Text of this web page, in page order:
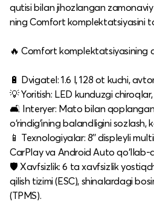
qutisi bilan jihozlangan
ning Comfort komplektatsiyasini
🔥 Comfort komplektatsiyasining
🔋 Dvigatel: 1.6 l, 128 ot kuchi,
💡 Yoritish: LED kunduzgi
🛋️ Interyer: Mato bilan qoplangan
o‘rindig‘ining balandligini sozlash,
📱 Texnologiyalar: 8'' displeyli
CarPlay va Android Auto
🛡️ Xavfsizlik: 6 ta xavfsizlik
qilish tizimi (ESC), shinalardagi
(TPMS).​